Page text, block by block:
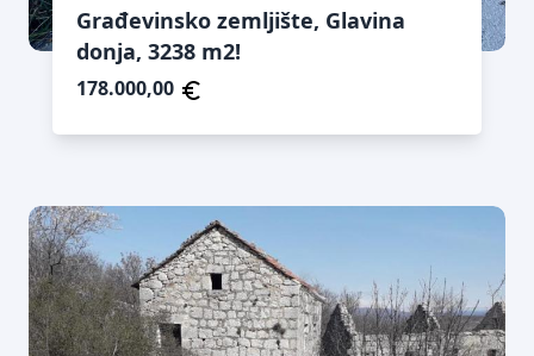
Građevinsko zemljište, Glavina
donja, 3238 m2!
178.000,00